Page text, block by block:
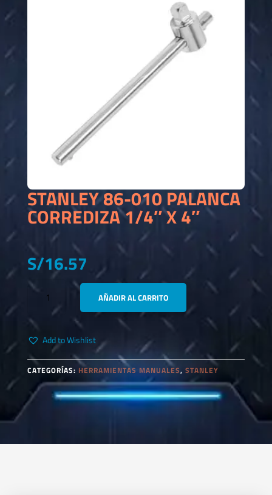
STANLEY 86-010 PALANCA
CORREDIZA 1/4″ X 4″
S/16.57
STANLEY
PALANCA
CORREDIZA
1/4"
X
CANTIDAD
AÑADIR AL CARRITO
Add to Wishlist
CATEGORÍAS: HERRAMIENTAS MANUALES, STANLEY